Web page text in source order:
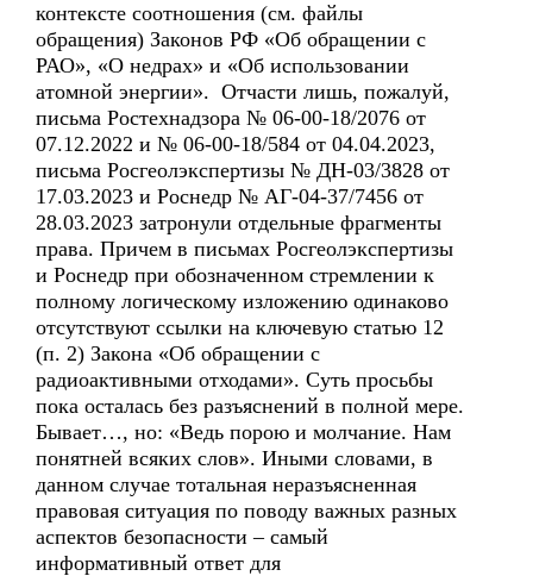
контексте соотношения (см. файлы
обращения) Законов РФ «Об обращении с
РАО», «О недрах» и «Об использовании
атомной энергии». Отчасти лишь, пожалуй,
письма Ростехнадзора № 06-00-18/2076 от
07.12.2022 и № 06-00-18/584 от 04.04.2023,
письма Росгеолэкспертизы № ДН-03/3828 от
17.03.2023 и Роснедр № АГ-04-37/7456 от
28.03.2023 затронули отдельные фрагменты
права. Причем в письмах Росгеолэкспертизы
и Роснедр при обозначенном стремлении к
полному логическому изложению одинаково
отсутствуют ссылки на ключевую статью 12
(п. 2) Закона «Об обращении с
радиоактивными отходами». Суть просьбы
пока осталась без разъяснений в полной мере.
Бывает…, но: «Ведь порою и молчание. Нам
понятней всяких слов». Иными словами, в
данном случае тотальная неразъясненная
правовая ситуация по поводу важных разных
аспектов безопасности – самый
информативный ответ для